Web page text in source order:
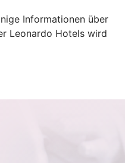
Informationen über
Leonardo Hotels wird